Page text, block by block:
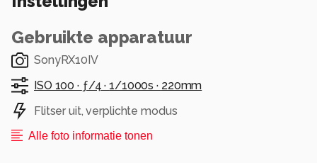
Gebruikte apparatuur
SonyRX10IV
ISO 100 · ƒ/4 ·1/1000s · 220mm
Flitser uit, verplichte modus
Alle foto informatie tonen